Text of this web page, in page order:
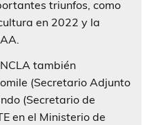
triunfos, como
en 2022 y la
también
(Secretario Adjunto
(Secretario de
en el Ministerio de